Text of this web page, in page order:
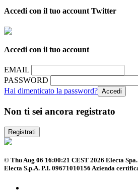
Accedi con il tuo account Twitter
Accedi con il tuo account
EMAIL
PASSWORD
Hai dimenticato la password?
Non ti sei ancora registrato
Registrati
© Thu Aug 06 16:00:21 CEST 2026 Electa Spa.
Electa S.p.A. P.I. 09671010156 Azienda